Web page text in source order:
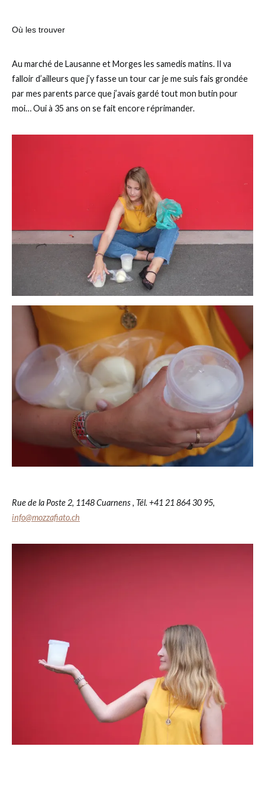
Où les trouver
Au marché de Lausanne et Morges les samedis matins. Il va
falloir d’ailleurs que j’y fasse un tour car je me suis fais grondée
par mes parents parce que j’avais gardé tout mon butin pour
moi… Oui à 35 ans on se fait encore réprimander.
Rue de la Poste 2, 1148 Cuarnens , Tél. +41 21 864 30 95,
info@mozzafiato.ch